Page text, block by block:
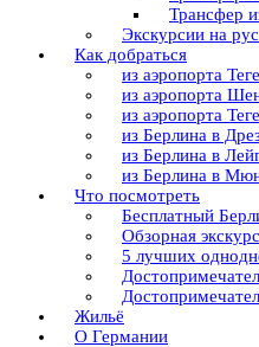
Трансфер
Экскурсии на
Как добраться
из аэропорта
из аэропорта
из аэропорта
из Берлина в
из Берлина в
из Берлина в
Что посмотреть
Бесплатный
Обзорная
5 лучших
Жильё
О Германии